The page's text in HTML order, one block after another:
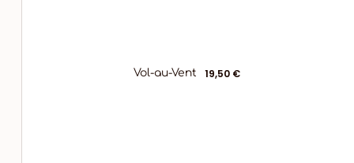
Vol-au-Vent 19,50 €